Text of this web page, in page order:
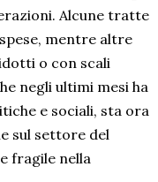
Alcune tratte
mentre altre
o con scali
negli ultimi mesi ha
e sociali, sta ora
sul settore del
fragile nella